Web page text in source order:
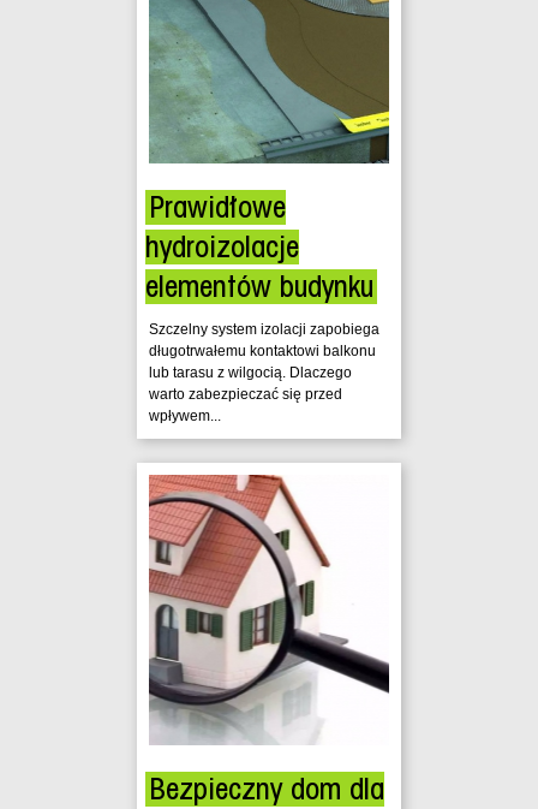
Prawidłowe
hydroizolacje
elementów budynku
Szczelny system izolacji zapobiega
długotrwałemu kontaktowi balkonu
lub tarasu z wilgocią. Dlaczego
warto zabezpieczać się przed
wpływem...
Bezpieczny dom dla